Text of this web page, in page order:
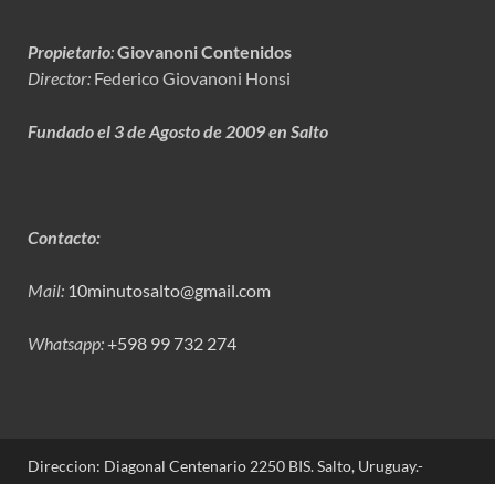
Propietario:Giovanoni Contenidos
Director: Federico Giovanoni Honsi
Fundado el 3 de Agosto de 2009 en Salto
Contacto:
Mail: 10minutosalto@gmail.com
Whatsapp:+598 99 732 274
Direccion: Diagonal Centenario 2250 BIS. Salto, Uruguay.-